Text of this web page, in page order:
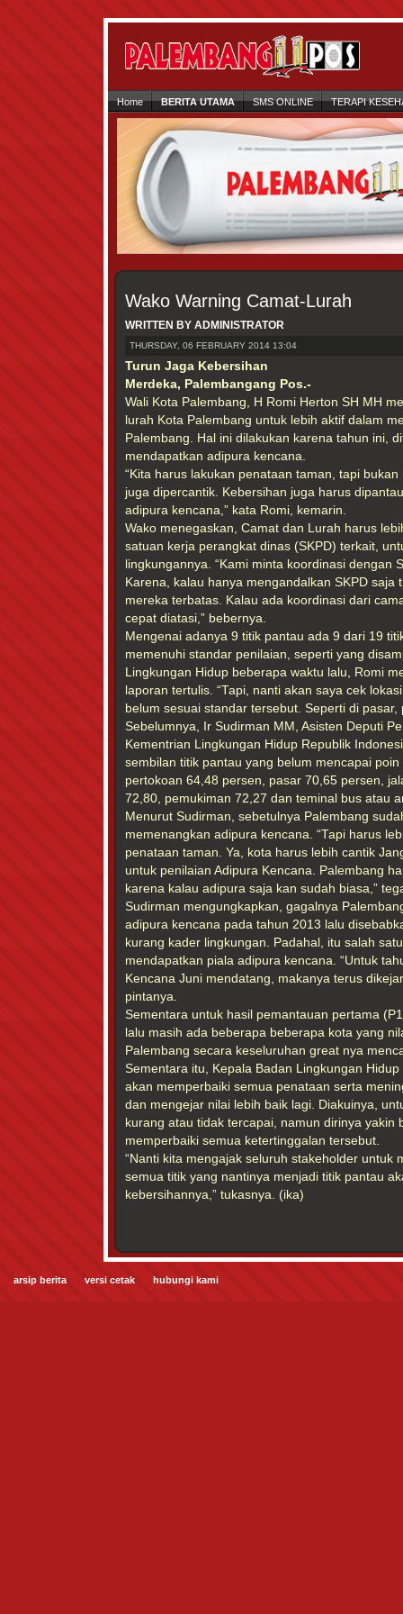
Home BERITA UTAMA SMS ONLINE TERAPI
Wako Warning Camat-Lurah
WRITTEN BY ADMINISTRATOR
THURSDAY, 06 FEBRUARY 2014 13:04
Turun Jaga Kebersihan
Merdeka, Palembangang Pos.-
Wali Kota Palembang, H Romi Herton SH MH
lurah Kota Palembang untuk lebih aktif dalam
Palembang. Hal ini dilakukan karena tahun ini,
mendapatkan adipura kencana.
“Kita harus lakukan penataan taman, tapi
juga dipercantik. Kebersihan juga harus
adipura kencana,” kata Romi, kemarin.
Wako menegaskan, Camat dan Lurah harus
satuan kerja perangkat dinas (SKPD) terkait,
lingkungannya. “Kami minta koordinasi dengan
Karena, kalau hanya mengandalkan SKPD saja
mereka terbatas. Kalau ada koordinasi dari
cepat diatasi,” bebernya.
Mengenai adanya 9 titik pantau ada 9 dari 19
memenuhi standar penilaian, seperti yang
Lingkungan Hidup beberapa waktu lalu, Romi
laporan tertulis. “Tapi, nanti akan saya cek
belum sesuai standar tersebut. Seperti di pasar,
Sebelumnya, Ir Sudirman MM, Asisten Deputi
Kementrian Lingkungan Hidup Republik
sembilan titik pantau yang belum mencapai
pertokoan 64,48 persen, pasar 70,65 persen,
72,80, pemukiman 72,27 dan teminal bus atau
Menurut Sudirman, sebetulnya Palembang
memenangkan adipura kencana. “Tapi harus
penataan taman. Ya, kota harus lebih cantik
untuk penilaian Adipura Kencana. Palembang
karena kalau adipura saja kan sudah biasa,”
Sudirman mengungkapkan, gagalnya
adipura kencana pada tahun 2013 lalu
kurang kader lingkungan. Padahal, itu salah
mendapatkan piala adipura kencana. “Untuk
Kencana Juni mendatang, makanya terus
pintanya.
Sementara untuk hasil pemantauan pertama
lalu masih ada beberapa beberapa kota yang
Palembang secara keseluruhan great nya
Sementara itu, Kepala Badan Lingkungan
akan memperbaiki semua penataan serta
dan mengejar nilai lebih baik lagi. Diakuinya,
kurang atau tidak tercapai, namun dirinya yakin
memperbaiki semua ketertinggalan tersebut.
“Nanti kita mengajak seluruh stakeholder untuk
semua titik yang nantinya menjadi titik pantau
kebersihannya,” tukasnya. (ika)
arsip berita versi cetak hubungi kami